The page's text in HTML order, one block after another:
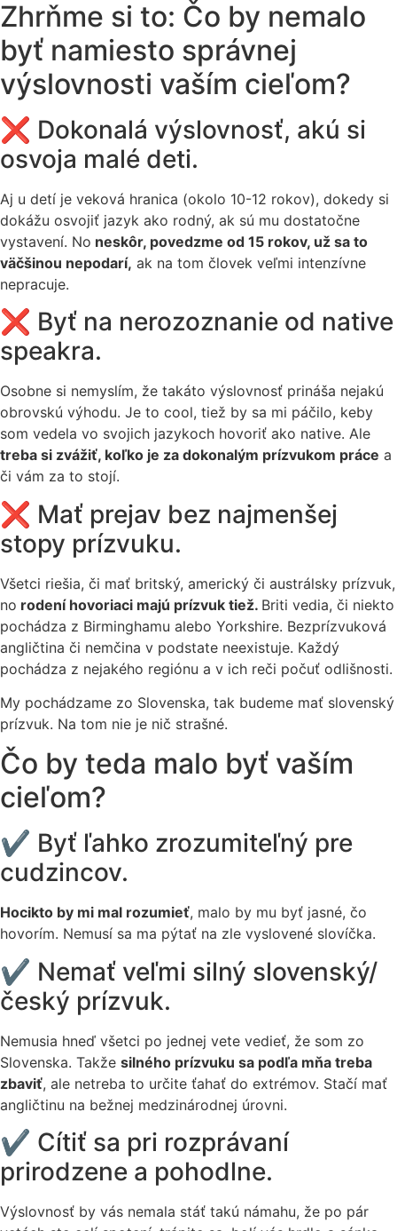
Zhrňme si to: Čo by nemalo
byť namiesto správnej
výslovnosti vaším cieľom?
❌ Dokonalá výslovnosť, akú si
osvoja malé deti.
Aj u detí je veková hranica (okolo 10-12 rokov), dokedy si
dokážu osvojiť jazyk ako rodný, ak sú mu dostatočne
vystavení. No neskôr, povedzme od 15 rokov, už sa to
väčšinou nepodarí, ak na tom človek veľmi intenzívne
nepracuje.
❌ Byť na nerozoznanie od native
speakra.
Osobne si nemyslím, že takáto výslovnosť prináša nejakú
obrovskú výhodu. Je to cool, tiež by sa mi páčilo, keby
som vedela vo svojich jazykoch hovoriť ako native. Ale
treba si zvážiť, koľko je za dokonalým prízvukom práce a
či vám za to stojí.
❌ Mať prejav bez najmenšej
stopy prízvuku.
Všetci riešia, či mať britský, americký či austrálsky prízvuk,
no rodení hovoriaci majú prízvuk tiež. Briti vedia, či niekto
pochádza z Birminghamu alebo Yorkshire. Bezprízvuková
angličtina či nemčina v podstate neexistuje. Každý
pochádza z nejakého regiónu a v ich reči počuť odlišnosti.
My pochádzame zo Slovenska, tak budeme mať slovenský
prízvuk. Na tom nie je nič strašné.
Čo by teda malo byť vaším
cieľom?
✔️ Byť ľahko zrozumiteľný pre
cudzincov.
Hocikto by mi mal rozumieť, malo by mu byť jasné, čo
hovorím. Nemusí sa ma pýtať na zle vyslovené slovíčka.
✔️ Nemať veľmi silný slovenský/
český prízvuk.
Nemusia hneď všetci po jednej vete vedieť, že som zo
Slovenska. Takže silného prízvuku sa podľa mňa treba
zbaviť, ale netreba to určite ťahať do extrémov. Stačí mať
angličtinu na bežnej medzinárodnej úrovni.
✔️ Cítiť sa pri rozprávaní
prirodzene a pohodlne.
Výslovnosť by vás nemala stáť takú námahu, že po pár